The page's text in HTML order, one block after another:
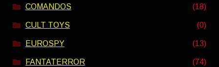
COMANDOS (18)
CULT TOYS (0)
EUROSPY (13)
FANTATERROR (74)